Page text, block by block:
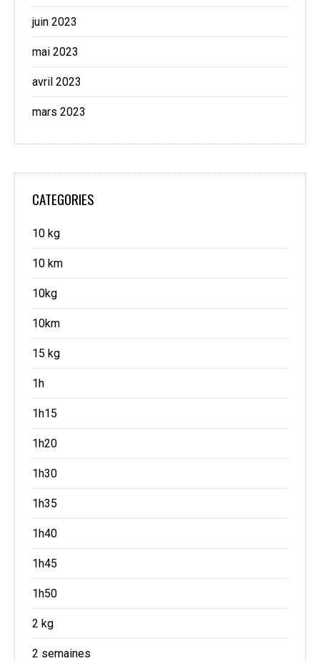
juin 2023
mai 2023
avril 2023
mars 2023
CATEGORIES
10 kg
10 km
10kg
10km
15 kg
1h
1h15
1h20
1h30
1h35
1h40
1h45
1h50
2 kg
2 semaines